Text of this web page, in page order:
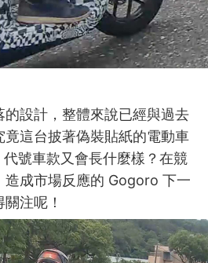
的設計，整體來說已經與過去
這台披著偽裝貼紙的電動車
號車款又會長什麼樣？在競
造成市場反應的 Gogoro 下一
注呢！